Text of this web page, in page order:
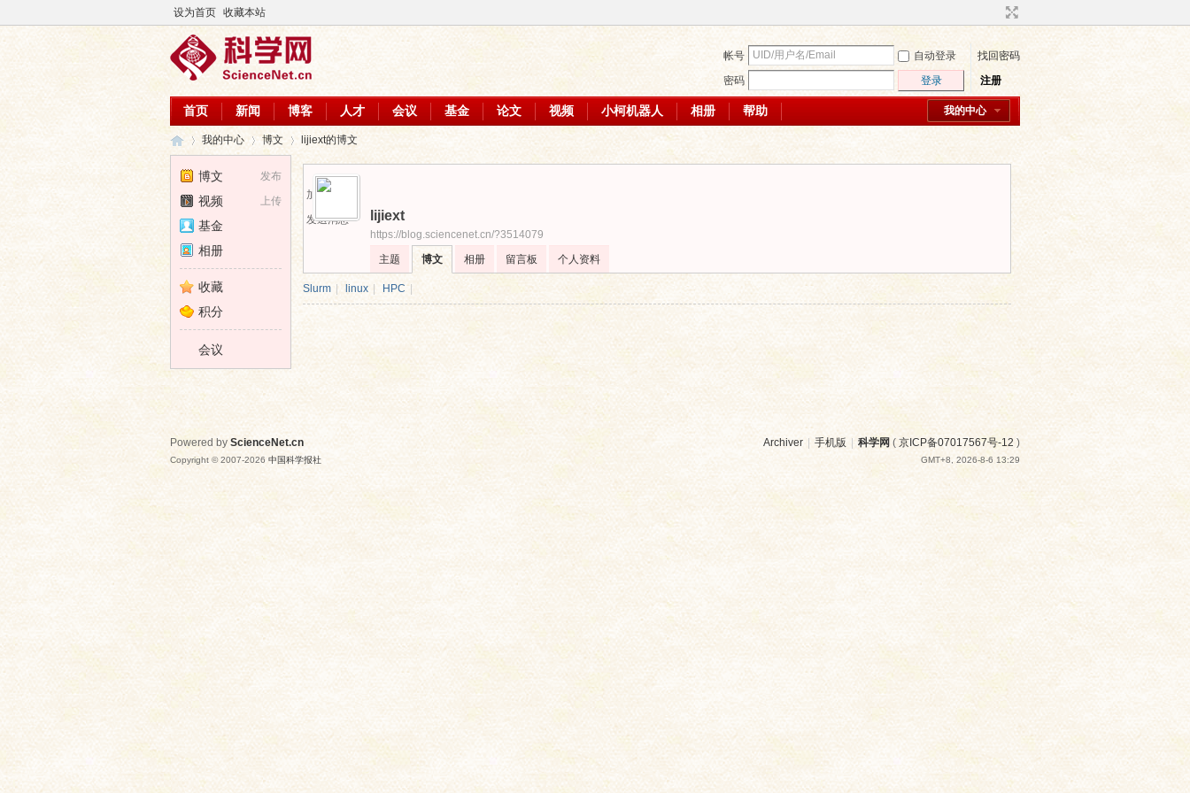
设为首页 收藏本站
帐号 自动登录
找回密码
密码
登录 注册
我的中心
首页 新闻 博客 人才 会议 基金 论文 视频 小柯机器人 相册 帮助
学
›
我的中心 博文 lijiext的博文
加为好友
发送消息
lijiext
https://blog.sciencenet.cn/?3514079
主题
博文 相册 留言板 个人资料
Slurm linux HPC
发布
博文
上传
视频
基金
相册
收藏
积分
会议
Archiver 手机版 科学网 ( 京ICP备07017567号-12 )
GMT+8, 2026-8-6 13:29
Powered by ScienceNet.cn
Copyright © 2007-2026 中国科学报社